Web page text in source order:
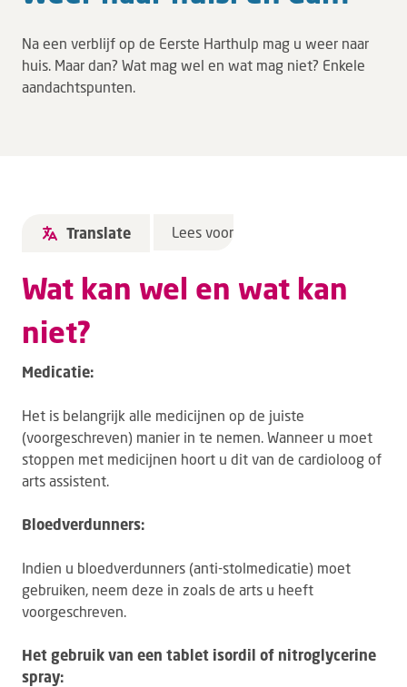
Na een verblijf op de Eerste Harthulp mag u weer naar
huis. Maar dan? Wat mag wel en wat mag niet? Enkele
aandachtspunten.
Translate Lees voor
Wat kan wel en wat kan
niet?
Medicatie:
Het is belangrijk alle medicijnen op de juiste
(voorgeschreven) manier in te nemen. Wanneer u moet
stoppen met medicijnen hoort u dit van de cardioloog of
arts assistent.
Bloedverdunners:
Indien u bloedverdunners (anti-stolmedicatie) moet
gebruiken, neem deze in zoals de arts u heeft
voorgeschreven.
Het gebruik van een tablet isordil of nitroglycerine
spray: